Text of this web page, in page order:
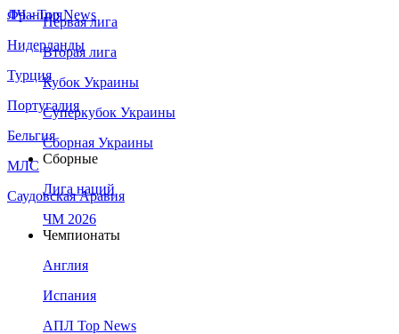
Франция
Нидерланды
Турция
Португалия
Бельгия
МЛС
Саудовская Аравия
ЛЧ - Top News
Первая лига
Вторая лига
Кубок Украины
Суперкубок Украины
Сборная Украины
Сборные
Лига наций
ЧМ 2026
Чемпионаты
Англия
Испания
АПЛ Top News